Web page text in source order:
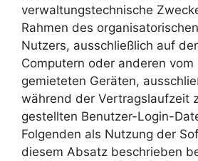
verwaltungstechnische
Rahmen des
Nutzers, ausschließlich auf
Computern oder anderen vom
gemieteten Geräten,
während der Vertragslaufzeit
gestellten Benutzer-Login-
Folgenden als Nutzung der
diesem Absatz beschrieben